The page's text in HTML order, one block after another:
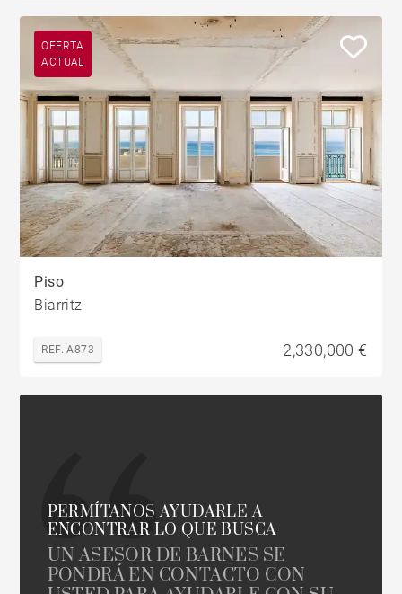
OFERTA
ACTUAL
Piso
Biarritz
REF. A873 2,330,000 €
PERMÍTANOS AYUDARLE A
ENCONTRAR LO QUE BUSCA
UN ASESOR DE BARNES SE
PONDRÁ EN CONTACTO CON